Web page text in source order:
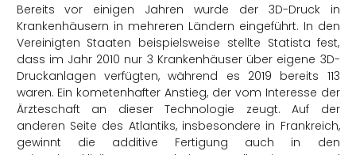
Bereits vor einigen Jahren wurde der 3D-Druck in
Krankenhäusern in mehreren Ländern eingeführt. In den
Vereinigten Staaten beispielsweise stellte Statista fest,
dass im Jahr 2010 nur 3 Krankenhäuser über eigene 3D-
Druckanlagen verfügten, während es 2019 bereits 113
waren. Ein kometenhafter Anstieg, der vom Interesse der
Ärzteschaft an dieser Technologie zeugt. Auf der
anderen Seite des Atlantiks, insbesondere in Frankreich,
gewinnt die additive Fertigung auch in den